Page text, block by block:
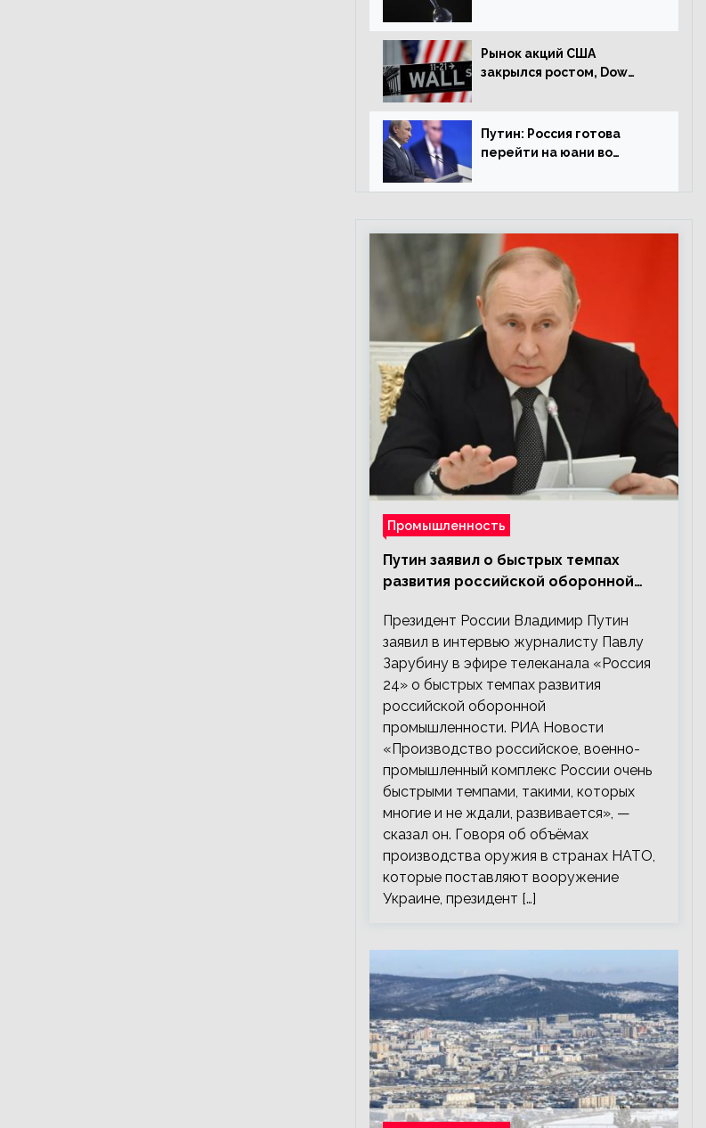
Рынок акций США
закрылся ростом, Dow
Путин: Россия готова
перейти на юани во
Промышленность
Путин заявил о быстрых темпах
развития российской оборонной
Президент России Владимир Путин
заявил в интервью журналисту Павлу
Зарубину в эфире телеканала «Россия
24» о быстрых темпах развития
российской оборонной
промышленности. РИА Новости
«Производство российское, военно-
промышленный комплекс России очень
быстрыми темпами, такими, которых
многие и не ждали, развивается», —
сказал он. Говоря об объёмах
производства оружия в странах НАТО,
которые поставляют вооружение
Украине, президент […]